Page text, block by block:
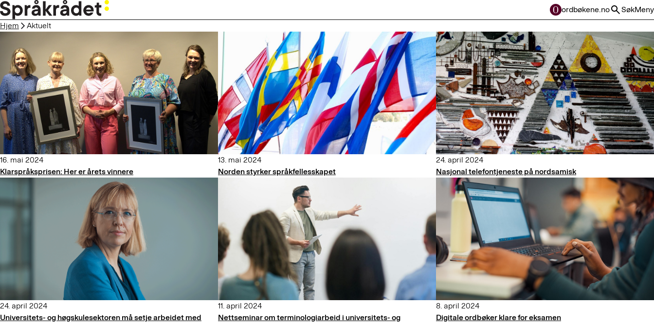
HOPP
TIL
HOVEDINNHOLD
ordbøkene.no SøkMeny
Hjem
Aktuelt
16. mai 2024
Klarspråksprisen: Her er årets vinnere
13. mai 2024
Norden styrker språkfellesskapet
24. april 2024
Nasjonal telefontjeneste på nordsamisk
24. april 2024
Universitets- og høgskule­sektoren må setje arbeidet med
11. april 2024
Nettseminar om terminologiarbeid i universitets- og
8. april 2024
Digitale ordbøker klare for eksamen